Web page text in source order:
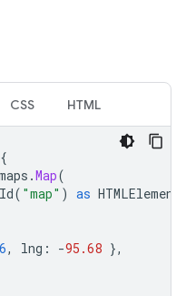
CSS HTML
{
.Map(
( "map" ) as HTMLElement
, lng : -95.68 },